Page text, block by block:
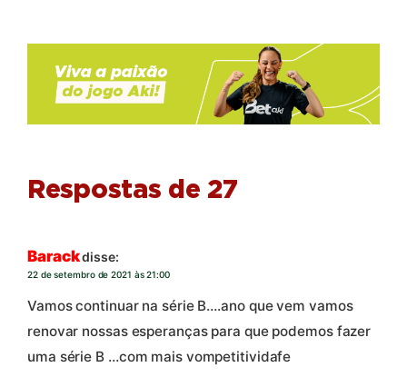
Respostas de 27
Barackdisse:
22 de setembro de 2021 às 21:00
Vamos continuar na série B….ano que vem vamos
renovar nossas esperanças para que podemos fazer
uma série B …com mais vompetitividafe